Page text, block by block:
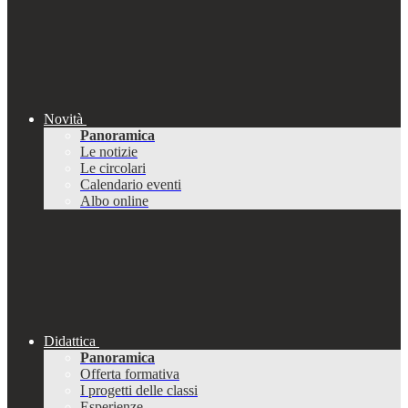
Novità
Panoramica
Le notizie
Le circolari
Calendario eventi
Albo online
Didattica
Panoramica
Offerta formativa
I progetti delle classi